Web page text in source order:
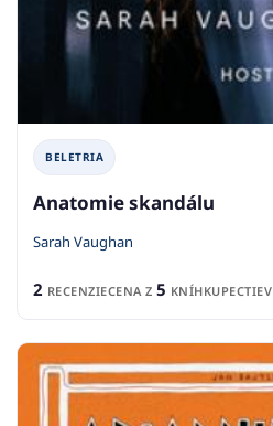
BELETRIA
Anatomie skandálu
Sarah Vaughan
2 RECENZIECENA Z 5 KNÍHKUPECTIEV